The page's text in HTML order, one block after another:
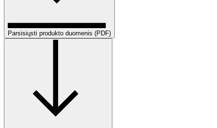
Parsisiųsti produkto duomenis (PDF)